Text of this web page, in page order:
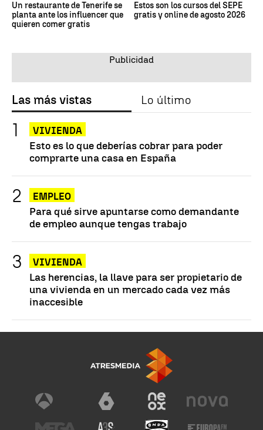
Un restaurante de Tenerife se
planta ante los influencer que
quieren comer gratis
Estos son los cursos del SEPE
gratis y online de agosto 2026
Las más vistas Lo último
VIVIENDA
Esto es lo que deberías cobrar para poder
comprarte una casa en España
EMPLEO
Para qué sirve apuntarse como demandante
de empleo aunque tengas trabajo
VIVIENDA
Las herencias, la llave para ser propietario de
una vivienda en un mercado cada vez más
inaccesible